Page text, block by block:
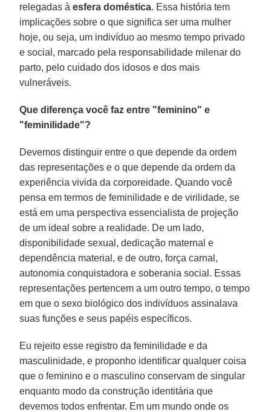
relegadas àesfera doméstica. Essa história tem
implicações sobre o que significa ser uma mulher
hoje, ou seja, um indivíduo ao mesmo tempo privado
e social, marcado pela responsabilidade milenar do
parto, pelo cuidado dos idosos e dos mais
vulneráveis.
Que diferença você faz entre "feminino" e
"feminilidade"?
Devemos distinguir entre o que depende da ordem
das representações e o que depende da ordem da
experiência vivida da corporeidade. Quando você
pensa em termos de feminilidade e de virilidade, se
está em uma perspectiva essencialista de projeção
de um ideal sobre a realidade. De um lado,
disponibilidade sexual, dedicação maternal e
dependência material, e de outro, força carnal,
autonomia conquistadora e soberania social. Essas
representações pertencem a um outro tempo, o tempo
em que o sexo biológico dos indivíduos assinalava
suas funções e seus papéis específicos.
Eu rejeito esse registro da feminilidade e da
masculinidade, e proponho identificar qualquer coisa
que o feminino e o masculino conservam de singular
enquanto modo da construção identitária que
devemos todos enfrentar. Em um mundo onde os